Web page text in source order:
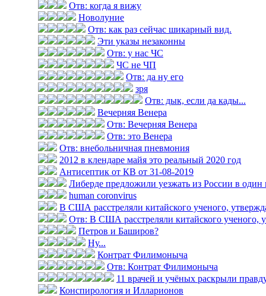
Отв: когда я вижу
Новолуние
Отв: как раз сейчас шикарный вид.
Эти указы незаконны
Отв: у нас ЧС
ЧС не ЧП
Отв: да ну его
зря
Отв: дык, если да кады...
Вечерняя Венера
Отв: Вечерняя Венера
Отв: это Венера
Отв: внебольничная пневмония
2012 в клендаре майя это реальный 2020 год
Антисептик от КВ от 31-08-2019
Либерде предложили уезжать из России в один
human coronvirus
В США расстреляли китайского ученого,
Отв: В США расстреляли китайского ученого,
Петров и Баширов?
Ну...
Контрат Филимоныча
Отв: Контрат Филимоныча
11 врачей и учёных раскрыли
Конспирология и Илларионов